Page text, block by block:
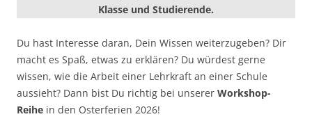
Klasse und Studierende.
Du hast Interesse daran, Dein Wissen weiterzugeben? Dir
macht es Spaß, etwas zu erklären? Du würdest gerne
wissen, wie die Arbeit einer Lehrkraft an einer Schule
aussieht? Dann bist Du richtig bei unserer Workshop-
Reihe in den Osterferien 2026!